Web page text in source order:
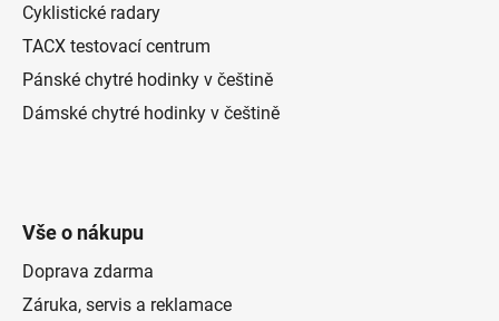
Cyklistické radary
TACX testovací centrum
Pánské chytré hodinky v češtině
Dámské chytré hodinky v češtině
Vše o nákupu
Doprava zdarma
Záruka, servis a reklamace